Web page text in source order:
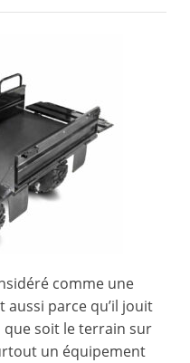
comme une
aussi parce qu’il jouit
que soit le terrain sur
un équipement